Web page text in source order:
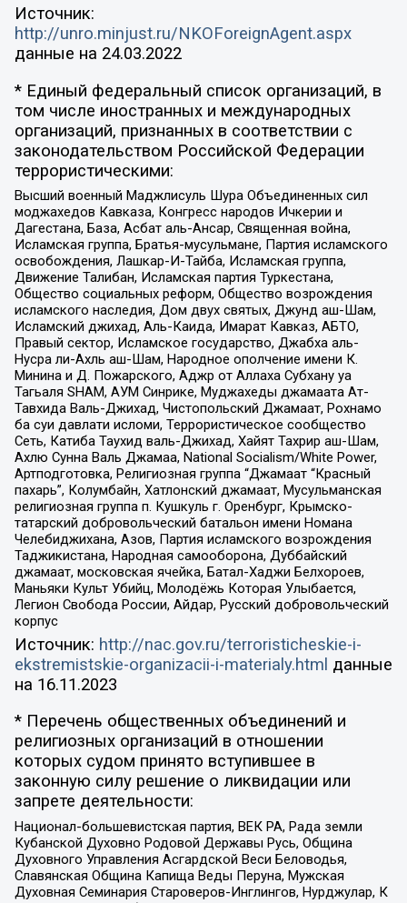
Источник:
http://unro.minjust.ru/NKOForeignAgent.aspx
данные на 24.03.2022
* Единый федеральный список организаций, в
том числе иностранных и международных
организаций, признанных в соответствии с
законодательством Российской Федерации
террористическими:
Высший военный Маджлисуль Шура Объединенных сил
моджахедов Кавказа, Конгресс народов Ичкерии и
Дагестана, База, Асбат аль-Ансар, Священная война,
Исламская группа, Братья-мусульмане, Партия исламского
освобождения, Лашкар-И-Тайба, Исламская группа,
Движение Талибан, Исламская партия Туркестана,
Общество социальных реформ, Общество возрождения
исламского наследия, Дом двух святых, Джунд аш-Шам,
Исламский джихад, Аль-Каида, Имарат Кавказ, АБТО,
Правый сектор, Исламское государство, Джабха аль-
Нусра ли-Ахль аш-Шам, Народное ополчение имени К.
Минина и Д. Пожарского, Аджр от Аллаха Субхану уа
Тагьаля SHAM, АУМ Синрике, Муджахеды джамаата Ат-
Тавхида Валь-Джихад, Чистопольский Джамаат, Рохнамо
ба суи давлати исломи, Террористическое сообщество
Сеть, Катиба Таухид валь-Джихад, Хайят Тахрир аш-Шам,
Ахлю Сунна Валь Джамаа, National Socialism/White Power,
Артподготовка, Религиозная группа “Джамаат “Красный
пахарь”, Колумбайн, Хатлонский джамаат, Мусульманская
религиозная группа п. Кушкуль г. Оренбург, Крымско-
татарский добровольческий батальон имени Номана
Челебиджихана, Азов, Партия исламского возрождения
Таджикистана, Народная самооборона, Дуббайский
джамаат, московская ячейка, Батал-Хаджи Белхороев,
Маньяки Культ Убийц, Молодёжь Которая Улыбается,
Легион Свобода России, Айдар, Русский добровольческий
корпус
Источник: http://nac.gov.ru/terroristicheskie-i-
ekstremistskie-organizacii-i-materialy.html данные
на 16.11.2023
* Перечень общественных объединений и
религиозных организаций в отношении
которых судом принято вступившее в
законную силу решение о ликвидации или
запрете деятельности:
Национал-большевистская партия, ВЕК РА, Рада земли
Кубанской Духовно Родовой Державы Русь, Община
Духовного Управления Асгардской Веси Беловодья,
Славянская Община Капища Веды Перуна, Мужская
Духовная Семинария Староверов-Инглингов, Нурджулар, К